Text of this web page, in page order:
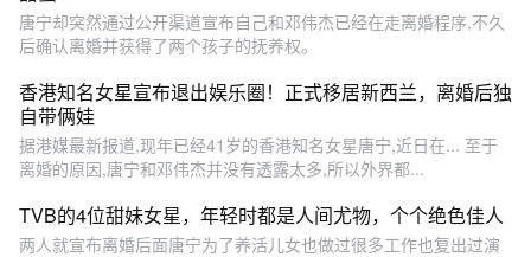
唐宁却突然通过公开渠道宣布自己和邓伟杰已经在走离婚程序,不久
后确认离婚并获得了两个孩子的抚养权。
香港知名女星宣布退出娱乐圈！正式移居新西兰，离婚后独
自带俩娃
据港媒最新报道,现年已经41岁的香港知名女星唐宁,近日在... 至于
离婚的原因,唐宁和邓伟杰并没有透露太多,所以外界都...
TVB的4位甜妹女星，年轻时都是人间尤物，个个绝色佳人
两人就宣布离婚后面唐宁为了养活儿女也做过很多工作也复出过演